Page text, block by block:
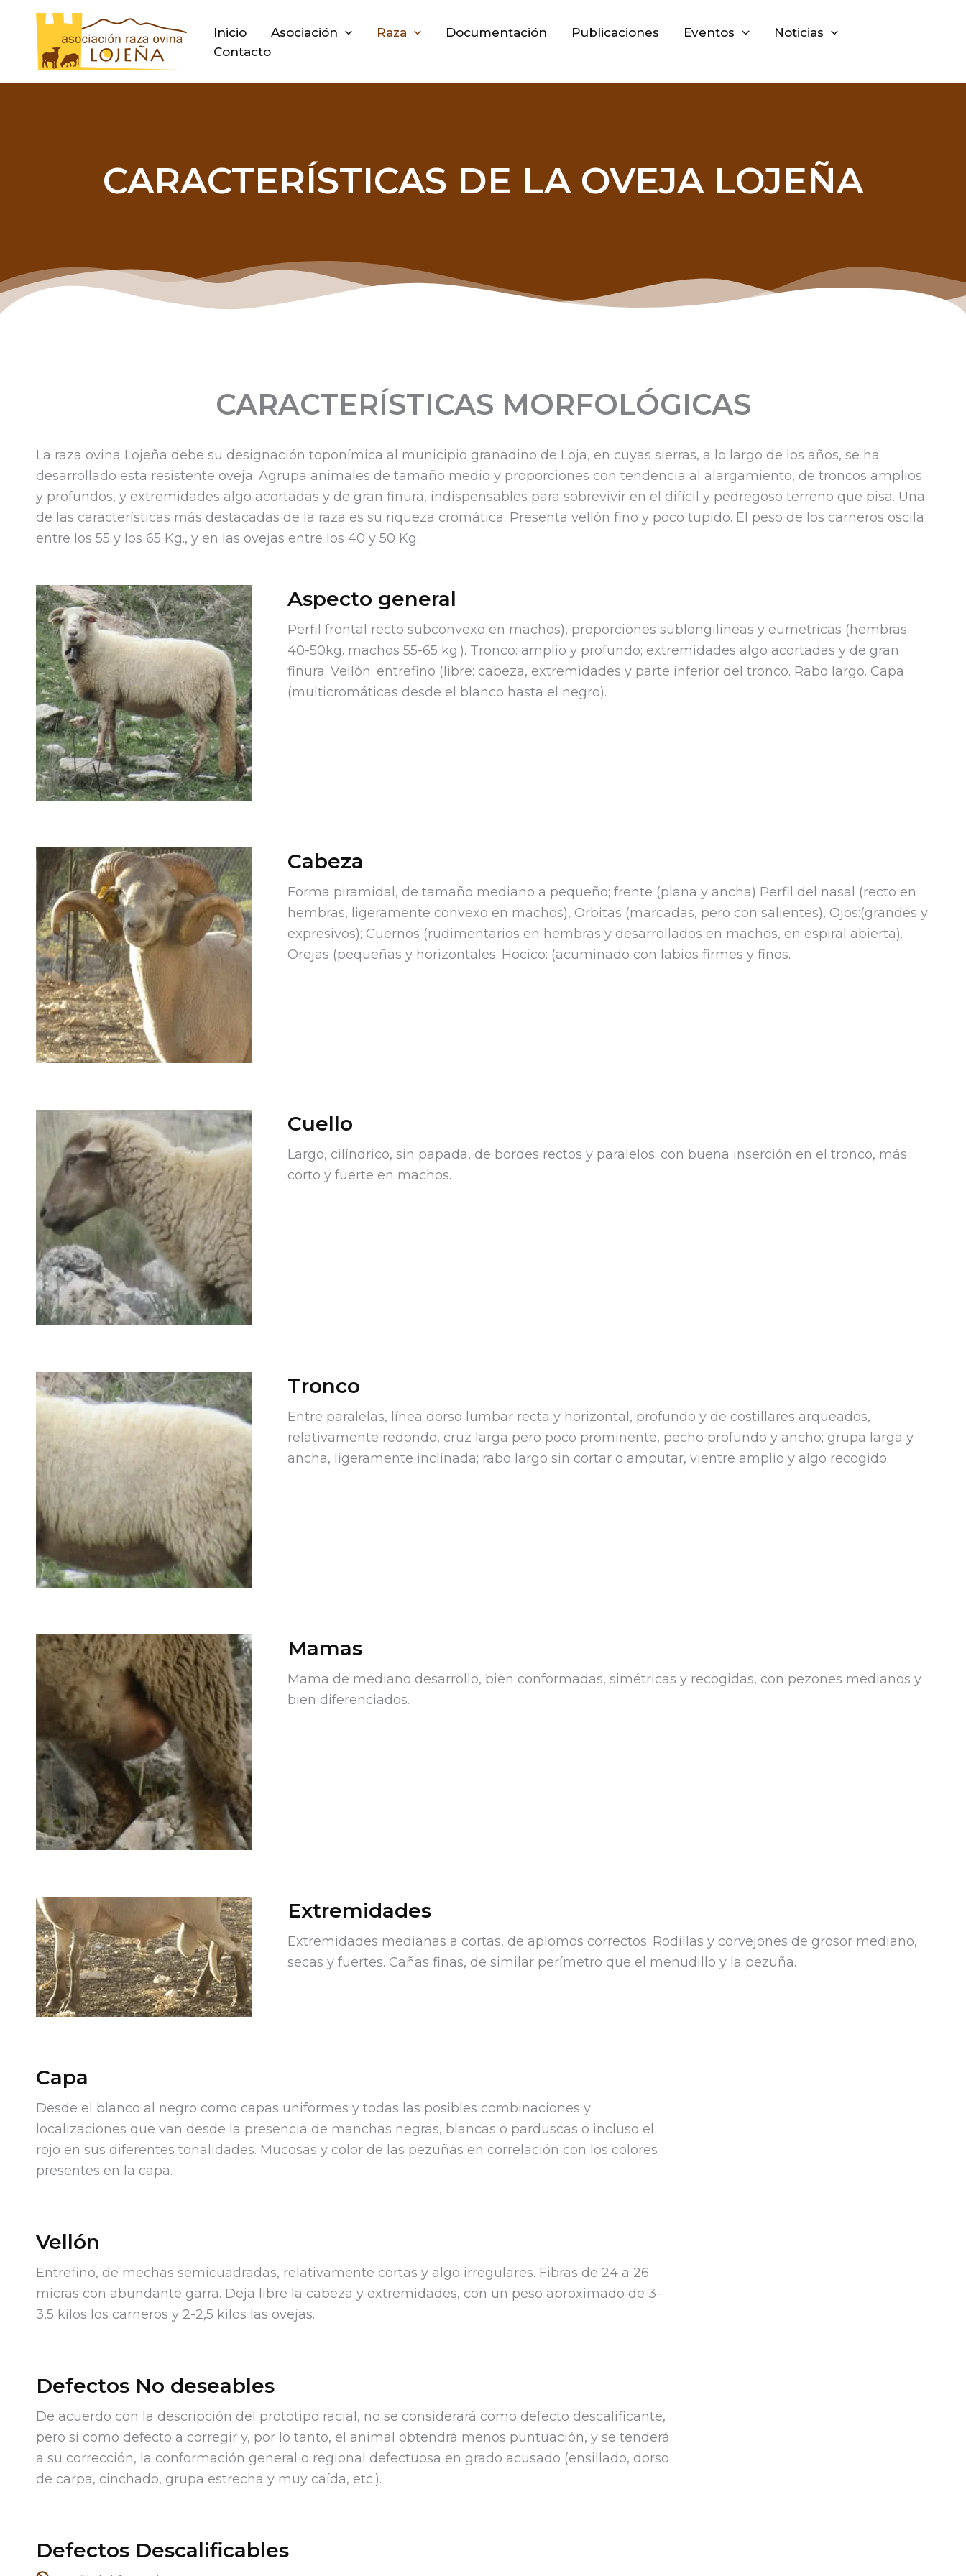
contenido
Inicio Asociación Raza Documentación Publicaciones Eventos
Noticias
Contacto
CARACTERÍSTICAS DE LA OVEJA LOJEÑA
CARACTERÍSTICAS MORFOLÓGICAS
La raza ovina Lojeña debe su designación toponímica al municipio granadino de Loja, en cuyas sierras, a lo largo de los años, se ha
desarrollado esta resistente oveja. Agrupa animales de tamaño medio y proporciones con tendencia al alargamiento, de troncos amplios
y profundos, y extremidades algo acortadas y de gran finura, indispensables para sobrevivir en el difícil y pedregoso terreno que pisa. Una
de las características más destacadas de la raza es su riqueza cromática. Presenta vellón fino y poco tupido. El peso de los carneros oscila
entre los 55 y los 65 Kg., y en las ovejas entre los 40 y 50 Kg.
Aspecto general
Perfil frontal recto subconvexo en machos), proporciones sublongilineas y eumetricas (hembras
40-50kg. machos 55-65 kg.). Tronco: amplio y profundo; extremidades algo acortadas y de gran
finura. Vellón: entrefino (libre: cabeza, extremidades y parte inferior del tronco. Rabo largo. Capa
(multicromáticas desde el blanco hasta el negro).
Cabeza
Forma piramidal, de tamaño mediano a pequeño; frente (plana y ancha) Perfil del nasal (recto en
hembras, ligeramente convexo en machos), Orbitas (marcadas, pero con salientes), Ojos:(grandes y
expresivos); Cuernos (rudimentarios en hembras y desarrollados en machos, en espiral abierta).
Orejas (pequeñas y horizontales. Hocico: (acuminado con labios firmes y finos.
Cuello
Largo, cilíndrico, sin papada, de bordes rectos y paralelos; con buena inserción en el tronco, más
corto y fuerte en machos.
Tronco
Entre paralelas, línea dorso lumbar recta y horizontal, profundo y de costillares arqueados,
relativamente redondo, cruz larga pero poco prominente, pecho profundo y ancho; grupa larga y
ancha, ligeramente inclinada; rabo largo sin cortar o amputar, vientre amplio y algo recogido.
Mamas
Mama de mediano desarrollo, bien conformadas, simétricas y recogidas, con pezones medianos y
bien diferenciados.
Extremidades
Extremidades medianas a cortas, de aplomos correctos. Rodillas y corvejones de grosor mediano,
secas y fuertes. Cañas finas, de similar perímetro que el menudillo y la pezuña.
Capa
Desde el blanco al negro como capas uniformes y todas las posibles combinaciones y
localizaciones que van desde la presencia de manchas negras, blancas o parduscas o incluso el
rojo en sus diferentes tonalidades. Mucosas y color de las pezuñas en correlación con los colores
presentes en la capa.
Vellón
Entrefino, de mechas semicuadradas, relativamente cortas y algo irregulares. Fibras de 24 a 26
micras con abundante garra. Deja libre la cabeza y extremidades, con un peso aproximado de 3-
3,5 kilos los carneros y 2-2,5 kilos las ovejas.
Defectos No deseables
De acuerdo con la descripción del prototipo racial, no se considerará como defecto descalificante,
pero si como defecto a corregir y, por lo tanto, el animal obtendrá menos puntuación, y se tenderá
a su corrección, la conformación general o regional defectuosa en grado acusado (ensillado, dorso
de carpa, cinchado, grupa estrecha y muy caída, etc.).
Defectos Descalificables